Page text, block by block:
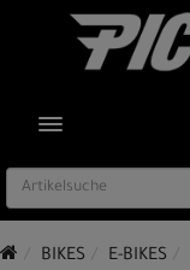
TOGGLE NAVIGATION
BIKES E-BIKES